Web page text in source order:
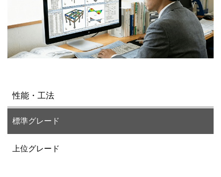
性能・工法
標準グレード
上位グレード